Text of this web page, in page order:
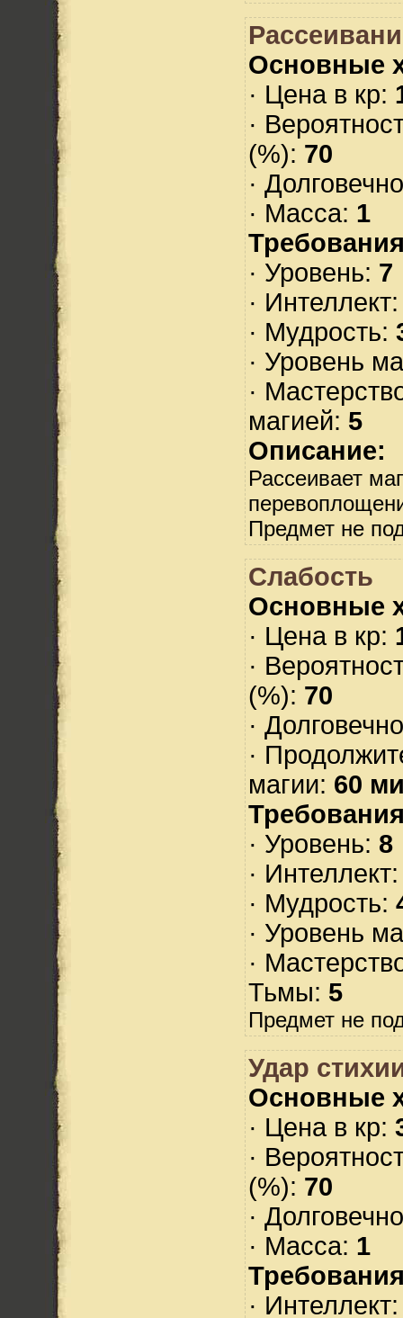
Основные
· Цена в кр:
·
(%): 70
·
· Масса: 1
· Уровень: 7
·
· Мудрость:
· Уровень
·
магией: 5
Описание:
Рассеивает
Предмет не
Слабость
Основные
· Цена в кр:
·
(%): 70
·
·
магии: 60
· Уровень: 8
·
· Мудрость:
· Уровень
·
Тьмы: 5
Предмет не
Удар
Основные
· Цена в кр:
·
(%): 70
·
· Масса: 1
·